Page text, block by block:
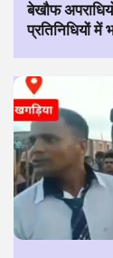
बेखौफ
प्रतिनिधियों में